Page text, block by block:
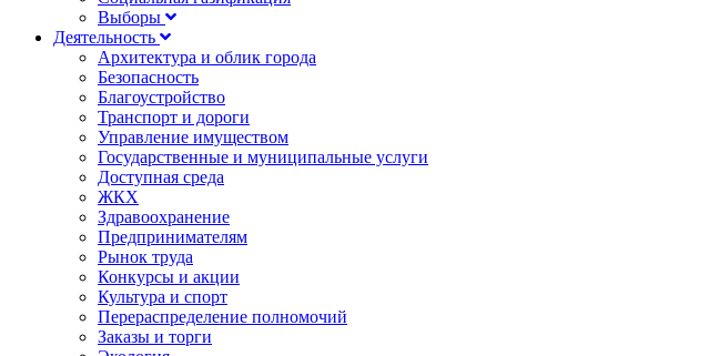
Выборы
Деятельность
Архитектура и облик города
Безопасность
Благоустройство
Транспорт и дороги
Управление имуществом
Государственные и муниципальные услуги
Доступная среда
ЖКХ
Здравоохранение
Предпринимателям
Рынок труда
Конкурсы и акции
Культура и спорт
Перераспределение полномочий
Заказы и торги